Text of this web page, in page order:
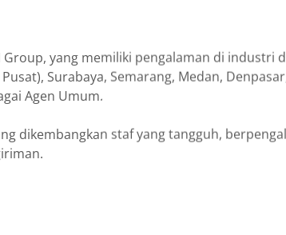
Group, yang memiliki pengalaman di
Surabaya, Semarang, Medan,
Agen Umum.
dikembangkan staf yang tangguh,